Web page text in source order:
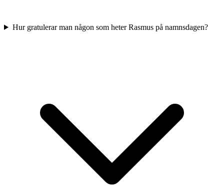
Hur gratulerar man någon som heter Rasmus på namnsdagen?